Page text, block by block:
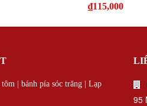
₫115,000
tôm | bánh pía sóc trăng | Lạp
95